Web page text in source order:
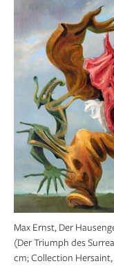
Max Ernst, Der
(Der Triumph des
cm; Collection Hersaint,